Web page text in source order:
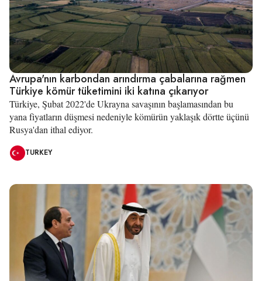
Avrupa'nın karbondan arındırma çabalarına rağmen
Türkiye kömür tüketimini iki katına çıkarıyor
Türkiye, Şubat 2022'de Ukrayna savaşının başlamasından bu
yana fiyatların düşmesi nedeniyle kömürün yaklaşık dörtte üçünü
Rusya'dan ithal ediyor.
TURKEY